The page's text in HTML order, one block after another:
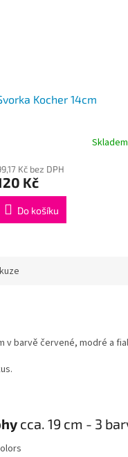
Kocher 14cm
Skladem
Kč bez DPH
Kč
Do košíku
v barvě červené, modré a
cca. 19 cm - 3